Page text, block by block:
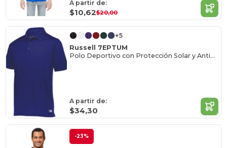
A partir de:
$10,62$20,00
+5
Russell 7EPTUM
Polo Deportivo con Protección Solar y Antiodor
A partir de:
$34,30
-23%